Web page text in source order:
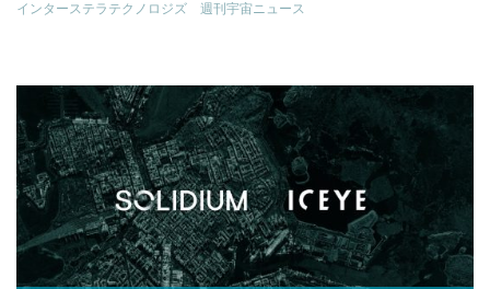
インターステラテクノロジズ 週刊宇宙ニュース